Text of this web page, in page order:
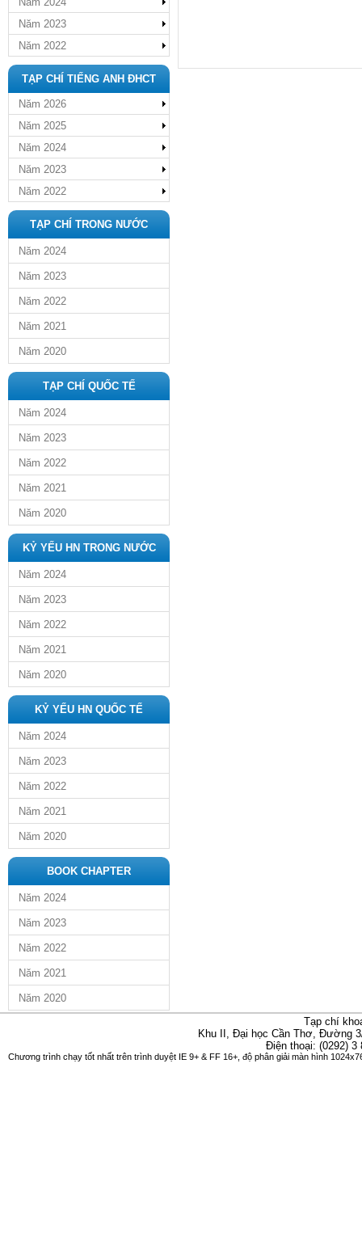
Năm 2023
Năm 2022
TẠP CHÍ TIẾNG ANH ĐHCT
Năm 2026
Năm 2025
Năm 2024
Năm 2023
Năm 2022
TẠP CHÍ TRONG NƯỚC
Năm 2024
Năm 2023
Năm 2022
Năm 2021
Năm 2020
TẠP CHÍ QUỐC TẾ
Năm 2024
Năm 2023
Năm 2022
Năm 2021
Năm 2020
KỶ YẾU HN TRONG NƯỚC
Năm 2024
Năm 2023
Năm 2022
Năm 2021
Năm 2020
KỶ YẾU HN QUỐC TẾ
Năm 2024
Năm 2023
Năm 2022
Năm 2021
Năm 2020
BOOK CHAPTER
Năm 2024
Năm 2023
Năm 2022
Năm 2021
Năm 2020
Tạp chí
Khu II, Đại học Cần Thơ, Đường
Điện thoại: (0292)
Chương trình chạy tốt nhất trên trình duyệt IE 9+ & FF 16+, độ phân giải màn hình